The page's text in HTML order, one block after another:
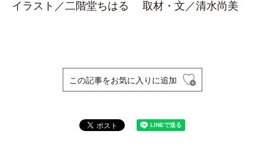
イラスト／二階堂ちはる 取材・文／清水尚美
この記事をお気に入りに追加